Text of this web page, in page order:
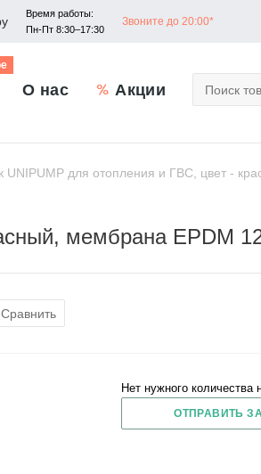
Время работы:
Пн-Пт 8:30–17:30
Звоните до 20:00*
О нас Акции
UNIPUMP для отопления и ГВС, цвет -
мембрана EPDM
Сравнить
Нет нужного количества
ОТПРАВИТЬ